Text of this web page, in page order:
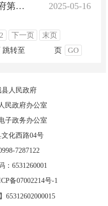
2025-05-16
叶城县第十七届人民政府第三十四次常务会议
2 下一页
末页
跳转至 页 GO
人民政府
民政府办公室
子政务办公室
化西路04号
7287122
：6531260001
备07002214号-1
65312602000015